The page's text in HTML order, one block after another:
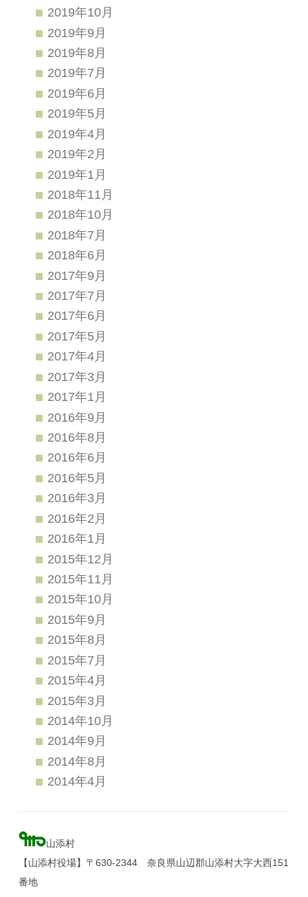
2019年10月
2019年9月
2019年8月
2019年7月
2019年6月
2019年5月
2019年4月
2019年2月
2019年1月
2018年11月
2018年10月
2018年7月
2018年6月
2017年9月
2017年7月
2017年6月
2017年5月
2017年4月
2017年3月
2017年1月
2016年9月
2016年8月
2016年6月
2016年5月
2016年3月
2016年2月
2016年1月
2015年12月
2015年11月
2015年10月
2015年9月
2015年8月
2015年7月
2015年4月
2015年3月
2014年10月
2014年9月
2014年8月
2014年4月
山添村
【山添村役場】〒630-2344 奈良県山辺郡山添村大字大西151
番地